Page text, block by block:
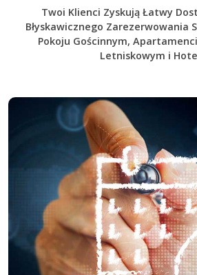
Twoi Klienci Zyskują Łatwy
Błyskawicznego Zarezerwowania
Pokoju Gościnnym,
Letniskowym i